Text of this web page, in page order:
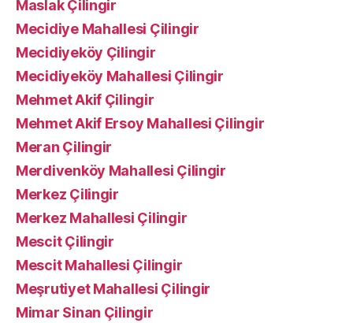
Maslak Çilingir
Mecidiye Mahallesi Çilingir
Mecidiyeköy Çilingir
Mecidiyeköy Mahallesi Çilingir
Mehmet Akif Çilingir
Mehmet Akif Ersoy Mahallesi Çilingir
Meran Çilingir
Merdivenköy Mahallesi Çilingir
Merkez Çilingir
Merkez Mahallesi Çilingir
Mescit Çilingir
Mescit Mahallesi Çilingir
Meşrutiyet Mahallesi Çilingir
Mimar Sinan Çilingir